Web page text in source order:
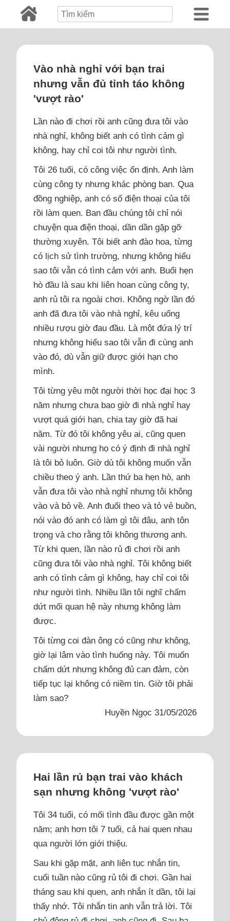
Vào nhà nghỉ với bạn trai
nhưng vẫn đủ tỉnh táo không
'vượt rào'
Lần nào đi chơi rồi anh cũng đưa tôi vào
nhà nghỉ, không biết anh có tình cảm gì
không, hay chỉ coi tôi như người tình.
Tôi 26 tuổi, có công việc ổn định. Anh làm
cùng công ty nhưng khác phòng ban. Qua
đồng nghiệp, anh có số điện thoại của tôi
rồi làm quen. Ban đầu chúng tôi chỉ nói
chuyện qua điện thoại, dần dần gặp gỡ
thường xuyên. Tôi biết anh đào hoa, từng
có lịch sử tình trường, nhưng không hiểu
sao tôi vẫn có tình cảm với anh. Buổi hẹn
hò đầu là sau khi liên hoan cùng công ty,
anh rủ tôi ra ngoài chơi. Không ngờ lần đó
anh đã đưa tôi vào nhà nghỉ, kêu uống
nhiều rượu giờ đau đầu. Là một đứa lý trí
nhưng không hiểu sao tôi vẫn đi cùng anh
vào đó, dù vẫn giữ được giới hạn cho
mình.
Tôi từng yêu một người thời học đại học 3
năm nhưng chưa bao giờ đi nhà nghỉ hay
vượt quá giới hạn, chia tay giờ đã hai
năm. Từ đó tôi không yêu ai, cũng quen
vài người nhưng họ có ý định đi nhà nghỉ
là tôi bỏ luôn. Giờ dù tôi không muốn vẫn
chiều theo ý anh. Lần thứ ba hẹn hò, anh
vẫn đưa tôi vào nhà nghỉ nhưng tôi không
vào và bỏ về. Anh đuổi theo và tỏ vẻ buồn,
nói vào đó anh có làm gì tôi đâu, anh tôn
trọng và cho rằng tôi không thương anh.
Từ khi quen, lần nào rủ đi chơi rồi anh
cũng đưa tôi vào nhà nghỉ. Tôi không biết
anh có tình cảm gì không, hay chỉ coi tôi
như người tình. Nhiều lần tôi nghĩ chấm
dứt mối quan hệ này nhưng không làm
được.
Tôi từng coi đàn ông có cũng như không,
giờ lại lâm vào tình huống này. Tôi muốn
chấm dứt nhưng không đủ can đảm, còn
tiếp tục lại không có niềm tin. Giờ tôi phải
làm sao?
Huyền Ngọc 31/05/2026
Hai lần rủ bạn trai vào khách
sạn nhưng không 'vượt rào'
Tôi 34 tuổi, có mối tình đầu được gần một
năm; anh hơn tôi 7 tuổi, cả hai quen nhau
qua người lớn giới thiệu.
Sau khi gặp mặt, anh liên tục nhắn tin,
cuối tuần nào cũng rủ tôi đi chơi. Gần hai
tháng sau khi quen, anh nhắn ít dần, tôi lại
thấy nhớ. Tôi nhắn tin anh vẫn trả lời. Tôi